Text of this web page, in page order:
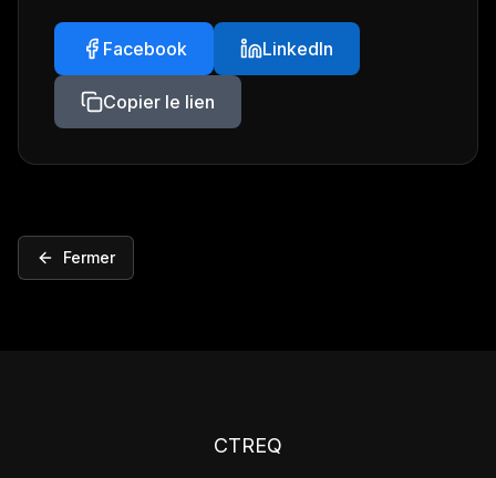
Facebook LinkedIn
Copier le lien
Fermer
CTREQ